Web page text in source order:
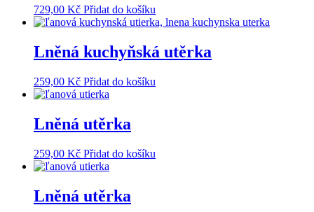
729,00 Kč Přidat do košíku
Lněná kuchyňská utěrka
259,00 Kč Přidat do košíku
Lněná utěrka
259,00 Kč Přidat do košíku
Lněná utěrka